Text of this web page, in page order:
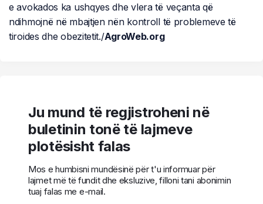
e avokados ka ushqyes dhe vlera të veçanta që
ndihmojnë në mbajtjen nën kontroll të problemeve të
tiroides dhe obezitetit./AgroWeb.org
Ju mund të regjistroheni në
buletinin tonë të lajmeve
plotësisht falas
Mos e humbisni mundësinë për t'u informuar për
lajmet më të fundit dhe eksluzive, filloni tani abonimin
tuaj falas me e-mail.